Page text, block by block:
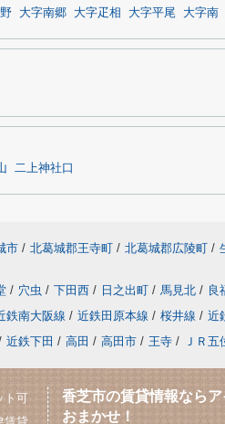
大字南郷 大字疋相 大字平尾 大字南
二上神社口
市 / 北葛城郡王寺町 / 北葛城郡広陵町 /
/ 穴虫 / 下田西 / 日之出町 / 馬見北 / 良
鉄南大阪線 / 近鉄田原本線 / 桜井線 / 近
近鉄下田 / 高田 / 高田市 / 王寺 / ＪＲ五
ト可
香芝市の賃貸情報なら
おまかせ！